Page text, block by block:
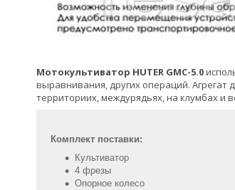
Мотокультиватор HUTER GMC-5.0
выравнивания, других операций.
территориих, междурядьях, на клумбах и
Комплект поставки:
Культиватор
4 фрезы
Опорное колесо